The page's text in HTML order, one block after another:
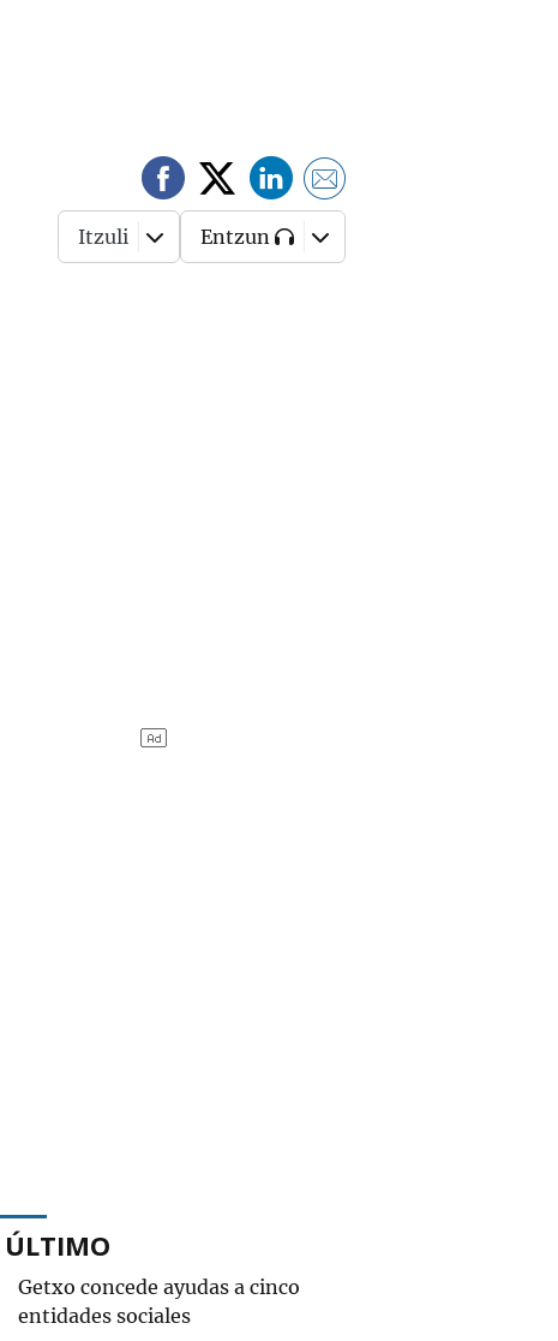
Itzuli Entzun
ÚLTIMO
Getxo concede ayudas a cinco
entidades sociales